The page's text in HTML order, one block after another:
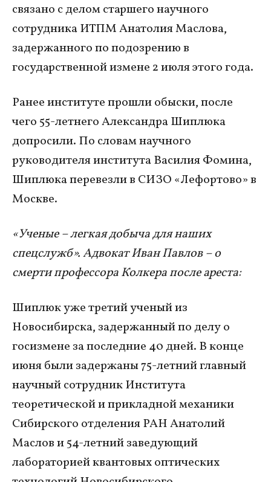
связано с делом старшего научного
сотрудника ИТПМ Анатолия Маслова,
задержанного по подозрению в
государственной измене 2 июля этого года.
Ранее институте прошли обыски, после
чего 55-летнего Александра Шиплюка
допросили. По словам научного
руководителя института Василия Фомина,
Шиплюка перевезли в СИЗО «Лефортово» в
Москве.
«Ученые – легкая добыча для наших
спецслужб». Адвокат Иван Павлов – о
смерти профессора Колкера после ареста:
Шиплюк уже третий ученый из
Новосибирска, задержанный по делу о
госизмене за последние 40 дней. В конце
июня были задержаны 75-летний главный
научный сотрудник Института
теоретической и прикладной механики
Сибирского отделения РАН Анатолий
Маслов и 54-летний заведующий
лабораторией квантовых оптических